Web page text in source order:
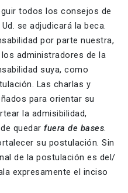
todos los consejos de
se adjudicará la beca.
por parte nuestra,
administradores de la
suya, como
Las charlas y
para orientar su
la admisibilidad,
quedar fuera de bases.
su postulación. Sin
de la postulación es del/
expresamente el inciso